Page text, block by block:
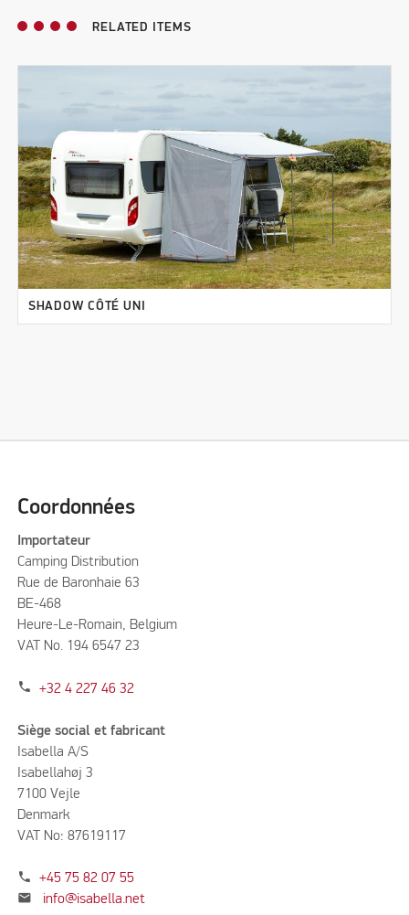
RELATED ITEMS
SHADOW CÔTÉ UNI
Coordonnées
Importateur
Camping Distribution
Rue de Baronhaie 63
BE-468
Heure-Le-Romain, Belgium
VAT No. 194 6547 23
phone +32 4 227 46 32
Siège social et fabricant
Isabella A/S
Isabellahøj 3
7100 Vejle
Denmark
VAT No: 87619117
phone +45 75 82 07 55
mail info@isabella.net